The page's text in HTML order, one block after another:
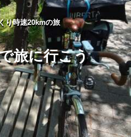
り時速20kmの旅
旅に行こう